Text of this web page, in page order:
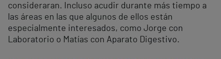
consideraran. Incluso acudir durante más tiempo a
las áreas en las que algunos de ellos están
especialmente interesados, como Jorge con
Laboratorio o Matías con Aparato Digestivo.